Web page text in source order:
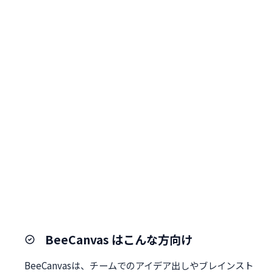
BeeCanvas はこんな方向け
BeeCanvasは、チームでのアイデア出しやブレインスト